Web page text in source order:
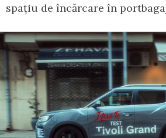
spațiu de încărcare în